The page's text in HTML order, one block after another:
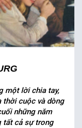
một lời chia tay,
thời cuộc và dòng
những năm
tất cả sự trong